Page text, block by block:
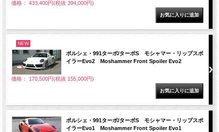
価格： 433,400円(税抜 394,000円)
NEW
ポルシェ・991ターボ/ターボS モシャマー・リップスポ
イラーEvo2 Moshammer Front Spoiler Evo2
価格： 170,500円(税抜 155,000円)
ポルシェ・991ターボ/ターボS モシャマー・リップスポ
イラーEvo1 Moshammer Front Spoiler Evo1